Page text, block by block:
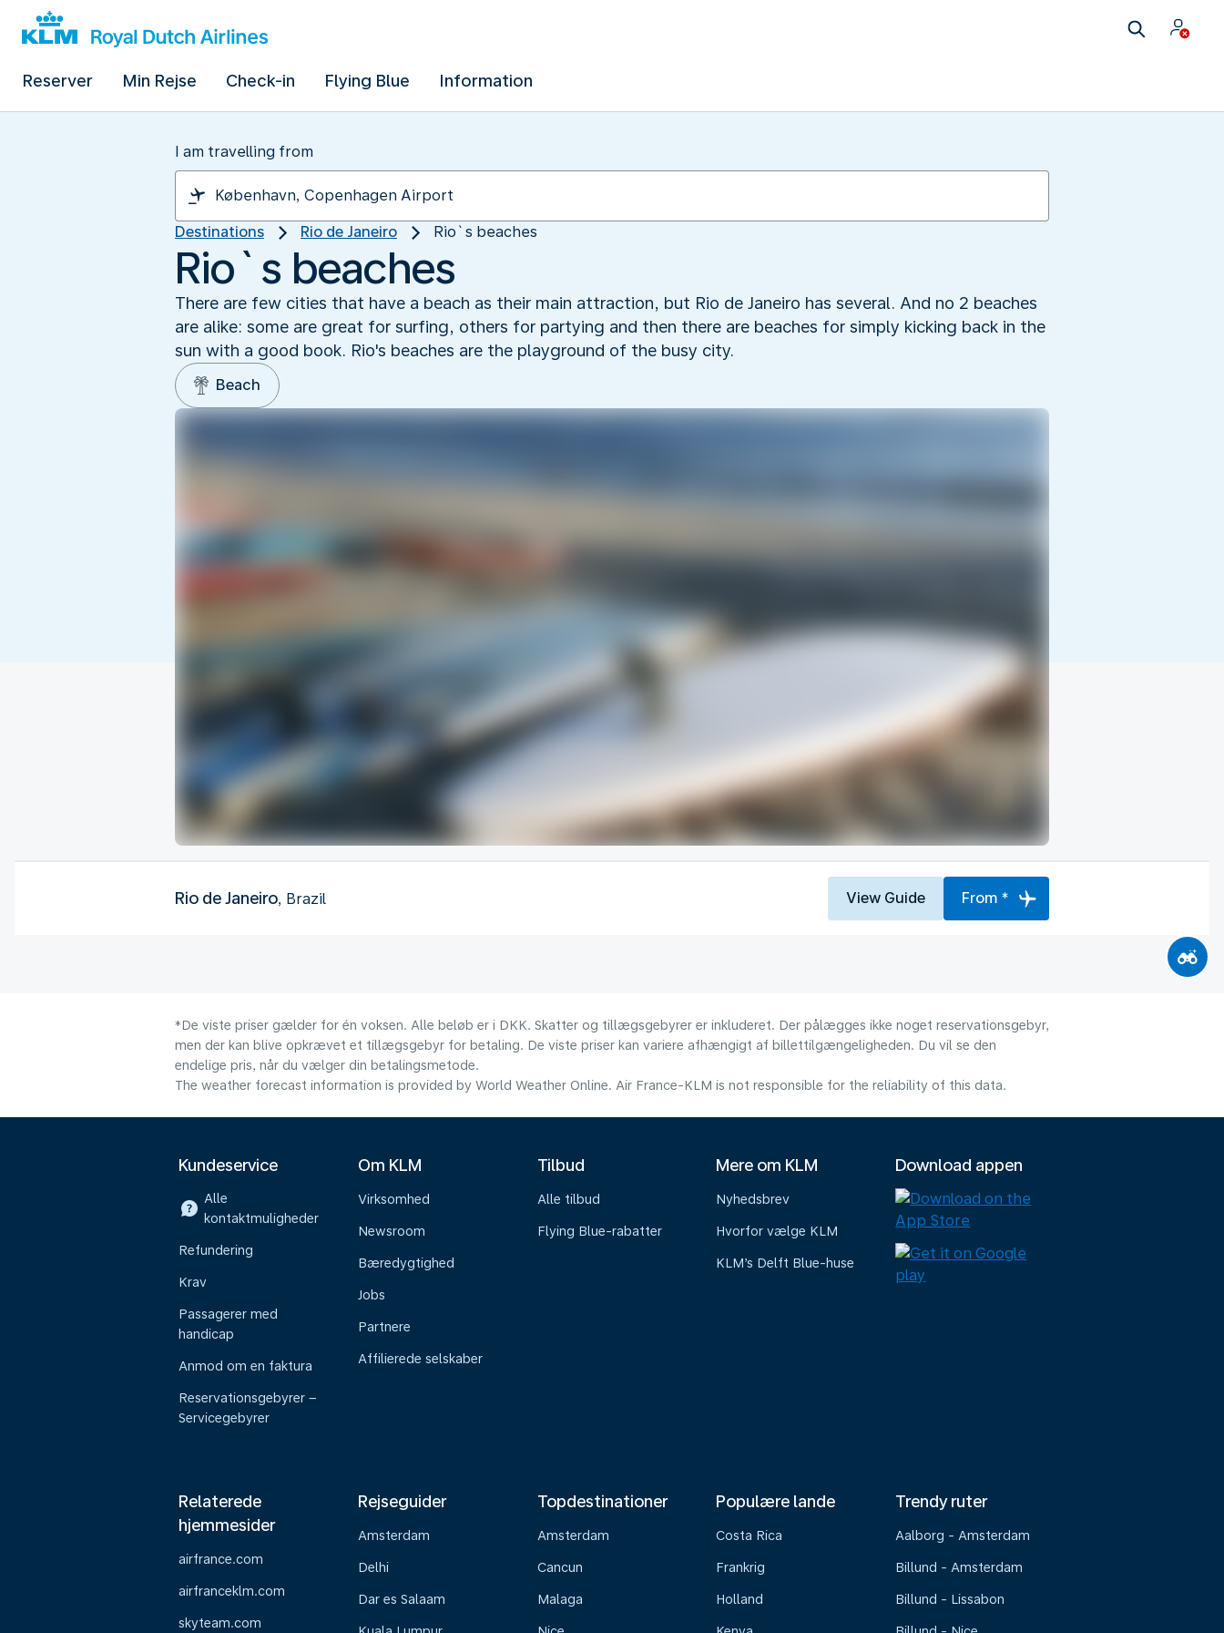
Reserver Min Rejse Check-in Flying Blue Information
I am travelling from
Destinations Rio de Janeiro Rio`s beaches
Rio`s beaches
There are few cities that have a beach as their main attraction, but Rio de Janeiro has several. And no 2 beaches
are alike: some are great for surfing, others for partying and then there are beaches for simply kicking back in the
sun with a good book. Rio's beaches are the playground of the busy city.
Beach
Rio de Janeiro, Brazil View Guide From *
*De viste priser gælder for én voksen. Alle beløb er i DKK. Skatter og tillægsgebyrer er inkluderet. Der pålægges ikke noget reservationsgebyr,
men der kan blive opkrævet et tillægsgebyr for betaling. De viste priser kan variere afhængigt af billettilgængeligheden. Du vil se den
endelige pris, når du vælger din betalingsmetode.
The weather forecast information is provided by World Weather Online. Air France-KLM is not responsible for the reliability of this data.
Kundeservice
Alle
kontaktmuligheder
Refundering
Krav
Passagerer med
handicap
Anmod om en faktura
Reservationsgebyrer –
Servicegebyrer
Om KLM
Virksomhed
Newsroom
Bæredygtighed
Jobs
Partnere
Affilierede selskaber
Tilbud
Alle tilbud
Flying Blue-rabatter
Mere om KLM
Nyhedsbrev
Hvorfor vælge KLM
KLM’s Delft Blue-huse
Download appen
Relaterede
hjemmesider
airfrance.com
airfranceklm.com
skyteam.com
Rejseguider
Amsterdam
Delhi
Dar es Salaam
Topdestinationer
Amsterdam
Cancun
Malaga
Populære lande
Costa Rica
Frankrig
Holland
Trendy ruter
Aalborg - Amsterdam
Billund - Amsterdam
Billund - Lissabon